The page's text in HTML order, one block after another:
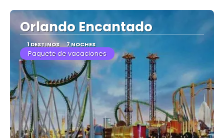
Orlando Encantado
1 DESTINOS 7 NOCHES
Paquete de vacaciones